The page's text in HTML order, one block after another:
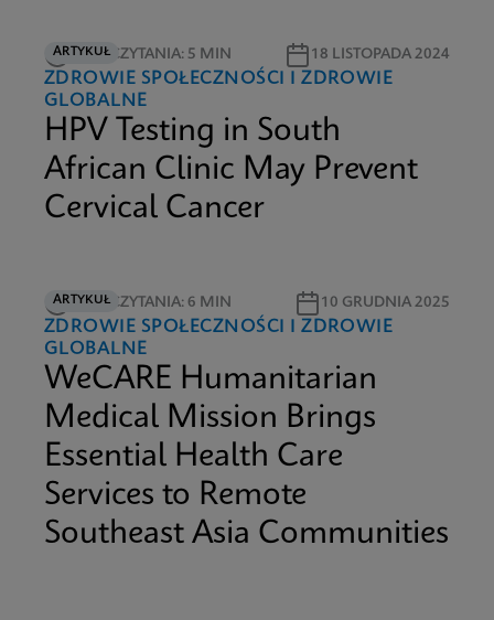
ARTYKUŁ
CZAS CZYTANIA: 5 MIN 18 LISTOPADA 2024
ZDROWIE SPOŁECZNOŚCI I ZDROWIE
GLOBALNE
HPV Testing in South
African Clinic May Prevent
Cervical Cancer
ARTYKUŁ
CZAS CZYTANIA: 6 MIN 10 GRUDNIA 2025
ZDROWIE SPOŁECZNOŚCI I ZDROWIE
GLOBALNE
WeCARE Humanitarian
Medical Mission Brings
Essential Health Care
Services to Remote
Southeast Asia Communities